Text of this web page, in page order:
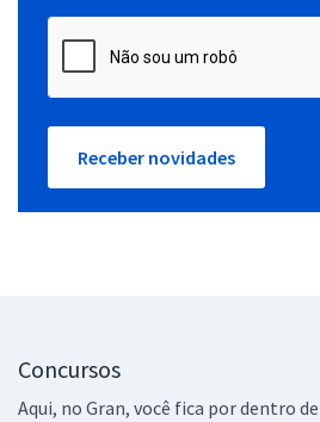
Receber novidades
Concursos
Aqui, no Gran, você fica por dentro